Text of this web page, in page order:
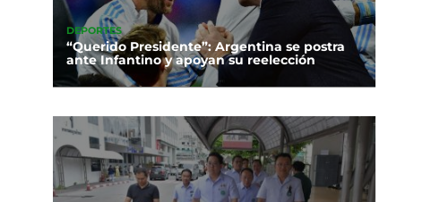
DEPORTES
“Querido Presidente”: Argentina se postra
ante Infantino y apoyan su reelección